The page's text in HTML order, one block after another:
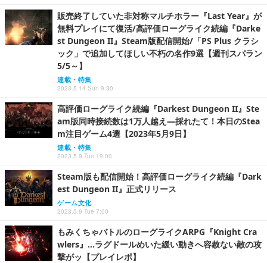
販売終了していた非対称マルチホラー『Last Year』が
無料プレイにて復活/高評価ローグライク続編『Darke
st Dungeon II』Steam版配信開始/「PS Plus クラシ
ック」で追加してほしい不朽の名作9選【週刊スパラン
5/5～】
連載・特集
2023.5.14 Sun 9:30
高評価ローグライク続編『Darkest Dungeon II』Ste
am版同時接続数は1万人越え―採れたて！本日のStea
m注目ゲーム4選【2023年5月9日】
連載・特集
2023.5.9 Tue 19:00
Steam版も配信開始！高評価ローグライク続編『Dark
est Dungeon II』正式リリース
ゲーム文化
2023.5.9 Tue 7:00
もみくちゃバトルのローグライクARPG『Knight Cra
wlers』…ラグドールめいた緩い動きへ容赦ない敵の攻
撃がッ【プレイレポ】